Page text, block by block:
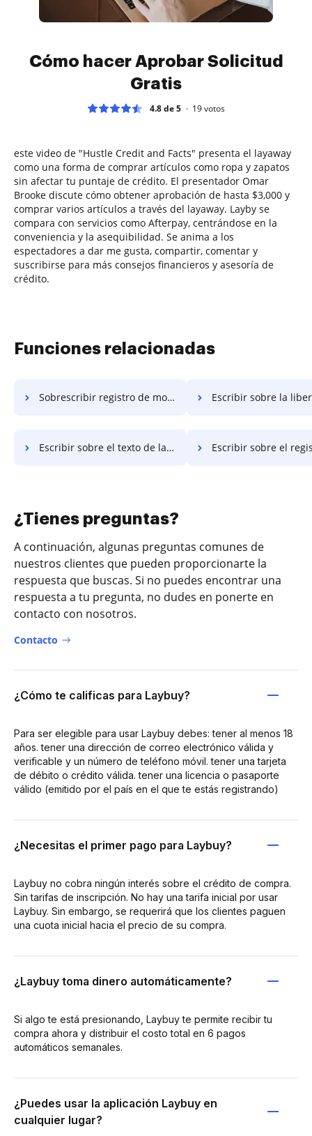
Cómo hacer Aprobar Solicitud
Gratis
4.8 de 5 19votos
este video de "Hustle Credit and Facts" presenta el layaway
como una forma de comprar artículos como ropa y zapatos
sin afectar tu puntaje de crédito. El presentador Omar
Brooke discute cómo obtener aprobación de hasta $3,000 y
comprar varios artículos a través del layaway. Layby se
compara con servicios como Afterpay, centrándose en la
conveniencia y la asequibilidad. Se anima a los
espectadores a dar me gusta, compartir, comentar y
suscribirse para más consejos financieros y asesoría de
crédito.
Funciones relacionadas
Sobrescribir registro de moneda Escribir sobre la liberación
Escribir sobre el texto de la moneda Escribir sobre el registro de
¿Tienes preguntas?
A continuación, algunas preguntas comunes de
nuestros clientes que pueden proporcionarte la
respuesta que buscas. Si no puedes encontrar una
respuesta a tu pregunta, no dudes en ponerte en
contacto con nosotros.
Contacto
¿Cómo te calificas para Laybuy?
Para ser elegible para usar Laybuy debes: tener al menos 18
años. tener una dirección de correo electrónico válida y
verificable y un número de teléfono móvil. tener una tarjeta
de débito o crédito válida. tener una licencia o pasaporte
válido (emitido por el país en el que te estás registrando)
¿Necesitas el primer pago para Laybuy?
Laybuy no cobra ningún interés sobre el crédito de compra.
Sin tarifas de inscripción. No hay una tarifa inicial por usar
Laybuy. Sin embargo, se requerirá que los clientes paguen
una cuota inicial hacia el precio de su compra.
¿Laybuy toma dinero automáticamente?
Si algo te está presionando, Laybuy te permite recibir tu
compra ahora y distribuir el costo total en 6 pagos
automáticos semanales.
¿Puedes usar la aplicación Laybuy en
cualquier lugar?